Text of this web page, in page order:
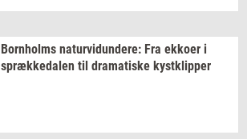
Born­holms na­tur­vi­dun­de­re: Fra ek­ko­er i
spræk­ke­da­len til dra­ma­ti­ske kyst­klip­per